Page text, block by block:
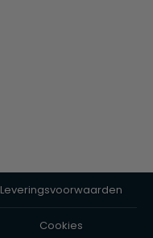
Leveringsvoorwaarden
Cookies